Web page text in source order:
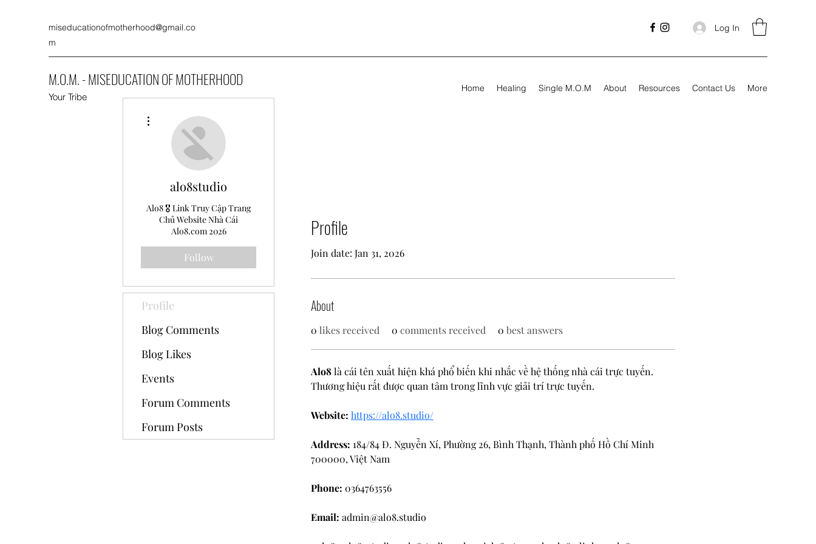
miseducationofmotherhood@gmail.co
m
Log In
M.O.M. - MISEDUCATION OF MOTHERHOOD
Your Tribe
Home Healing Single M.O.M About Resources Contact Us More
Profile
Join date: Jan 31, 2026
About
0 likes received 0 comments received 0 best answers
Alo8 là cái tên xuất hiện khá phổ biến khi nhắc về hệ thống nhà cái trực tuyến.
Thương hiệu rất được quan tâm trong lĩnh vực giải trí trực tuyến.
Website: https://alo8.studio/
Address: 184/84 Đ. Nguyễn Xí, Phường 26, Bình Thạnh, Thành phố Hồ Chí Minh
700000, Việt Nam
Phone: 0364763556
Email: admin@alo8.studio
alo8studio
Alo8 🎖️ Link Truy Cập Trang
Chủ Website Nhà Cái
Alo8.com 2026
Follow
Profile
Blog Comments
Blog Likes
Events
Forum Comments
Forum Posts